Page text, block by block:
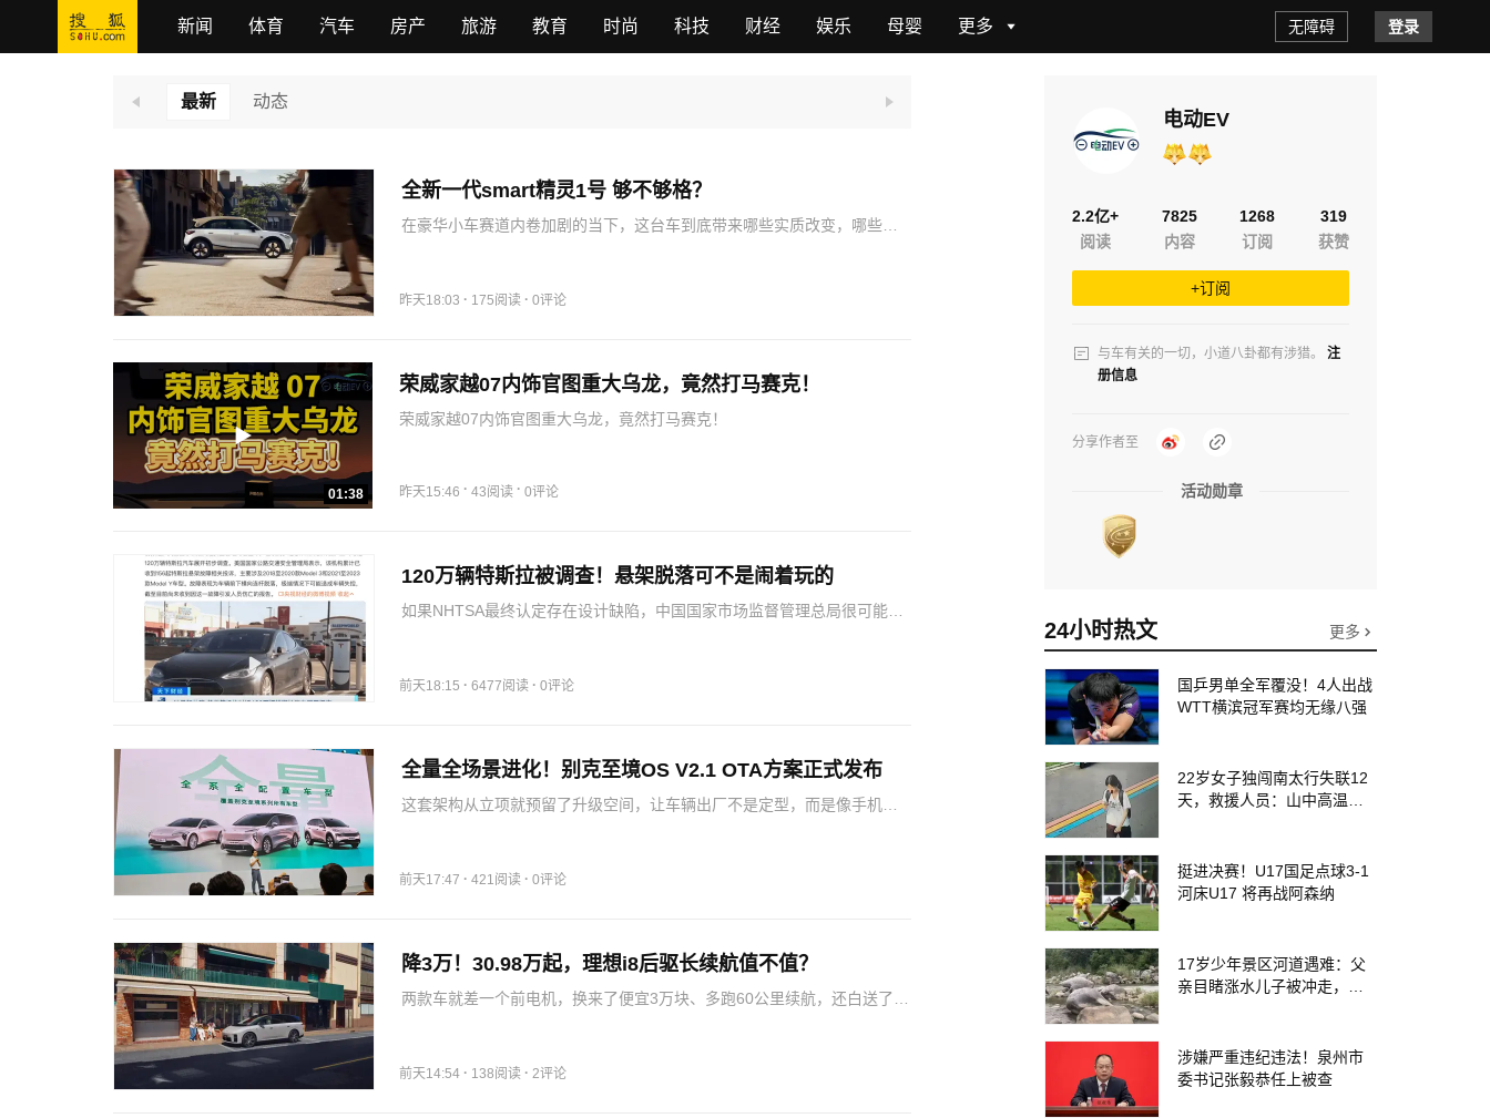
新闻 体育 汽车 房产 旅游 教育 时尚 科技 财经 娱乐 母婴 更多 登录
无障碍
最新 动态
全新一代smart精灵1号 够不够格？
在豪华小车赛道内卷加剧的当下，这台车到底带来哪些实质改变，哪些是
完整高阶…
昨天18:03 · 175阅读 · 0评论
01:38
荣威家越07内饰官图重大乌龙，竟然打马赛克！
荣威家越07内饰官图重大乌龙，竟然打马赛克！
昨天15:46 · 43阅读 · 0评论
120万辆特斯拉被调查！悬架脱落可不是闹着玩的
如果NHTSA最终认定存在设计缺陷，中国国家市场监督管理总局很可能跟
前天18:15 · 6477阅读 · 0评论
全量全场景进化！别克至境OS V2.1 OTA方案正式发布
这套架构从立项就预留了升级空间，让车辆出厂不是定型，而是像手机一
量…
前天17:47 · 421阅读 · 0评论
降3万！30.98万起，理想i8后驱长续航值不值？
两款车就差一个前电机，换来了便宜3万块、多跑60公里续航，还白送了电
槛、更长…
前天14:54 · 138阅读 · 2评论
电动EV
2.2亿+
阅读
7825
内容
1268
订阅
319
获赞
+订阅
与车有关的一切，小道八卦都有涉猎。
注
册信息
分享作者至
活动勋章
24小时热文 更多
国乒男单全军覆没！4人出战
WTT横滨冠军赛均无缘八强
22岁女子独闯南太行失联12
天，救援人员：山中高温、
挺进决赛！U17国足点球3-1
河床U17 将再战阿森纳
17岁少年景区河道遇难：父
亲目睹涨水儿子被冲走，当
涉嫌严重违纪违法！泉州市
委书记张毅恭任上被查